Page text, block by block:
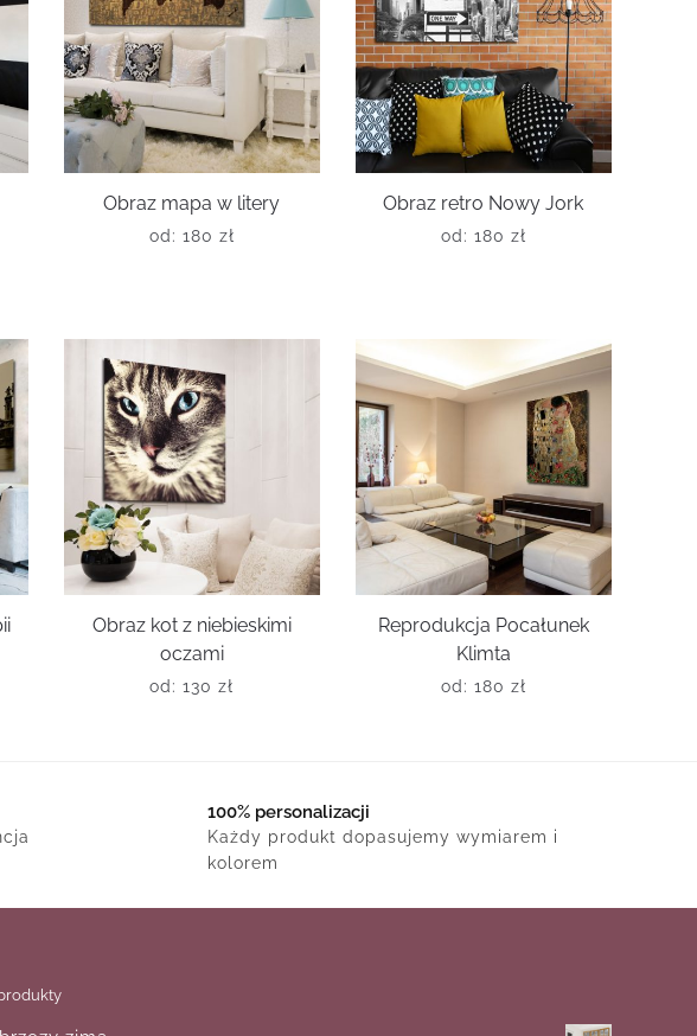
Obraz mapa w litery
od: 180 zł
Obraz retro Nowy Jork
od: 180 zł
Obraz kot z niebieskimi
oczami
od:130zł
Reprodukcja Pocałunek
Klimta
od: 180 zł
100% personalizacji
Każdy produkt dopasujemy wymiarem i
kolorem